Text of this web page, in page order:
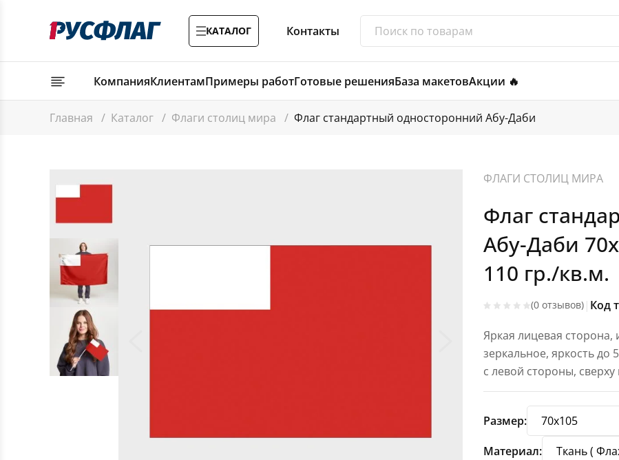
КАТАЛОГ Контакты
КомпанияКлиентамПримеры работГотовые решенияБаза макетовАкции 🔥
Главная / Каталог / Флаги столиц мира / Флаг стандартный односторонний Абу-Даби
ФЛАГИ СТОЛИЦ МИРА
Флаг
Абу-Даби
110 гр./кв.м.
(0 отзывов) | Код
Яркая лицевая
зеркальное, яркость до
с левой стороны, сверху
Размер:
Материал: